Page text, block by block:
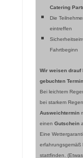
Catering
Die
eintreffen
Fahrtbeginn
Wir weisen drauf
gebuchten
Bei leichtem
bei starkem
Ausweichtermin
einenGutschein
Eine
erfahrungsgemäß
stattfinden.